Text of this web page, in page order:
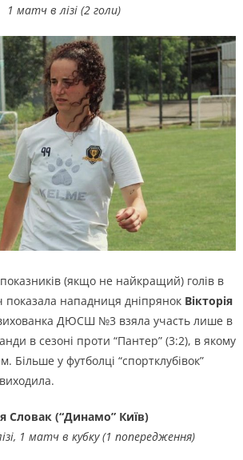
1 матч в лізі (2 голи)
(якщо не найкращий) голів в
показала нападниця дніпрянок Вікторія
ДЮСШ №3 взяла участь лише в
в сезоні проти “Пантер” (3:2), в якому
Більше у футболці “спортклубівок”
Словак (“Динамо” Київ)
1 матч в кубку (1 попередження)